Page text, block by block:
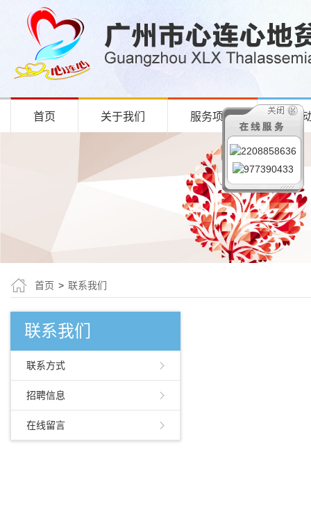
首页 关于我们 服务项目 项目
首页 > 联系我们
联系我们
联系方式
招聘信息
在线留言